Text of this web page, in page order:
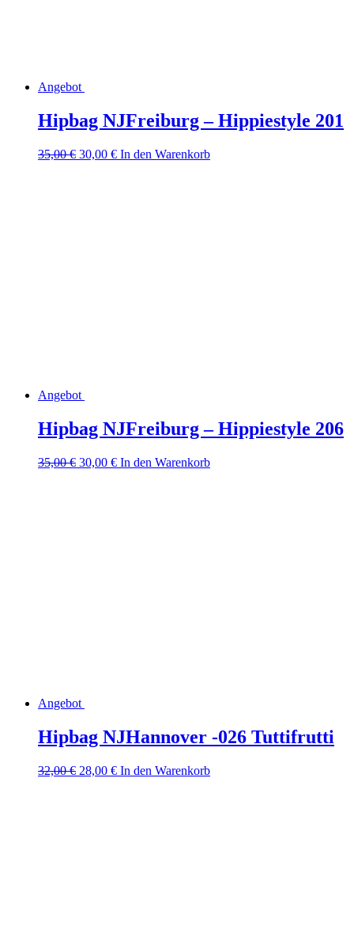
Angebot
Hipbag NJFreiburg – Hippiestyle 201
35,00€ Ursprünglicher
30,00 €Aktueller
In den Warenkorb
Angebot
Hipbag NJFreiburg – Hippiestyle 206
35,00€ Ursprünglicher
30,00 €Aktueller
In den Warenkorb
Angebot
Hipbag NJHannover -026 Tuttifrutti
32,00€ Ursprünglicher
28,00 €Aktueller
In den Warenkorb